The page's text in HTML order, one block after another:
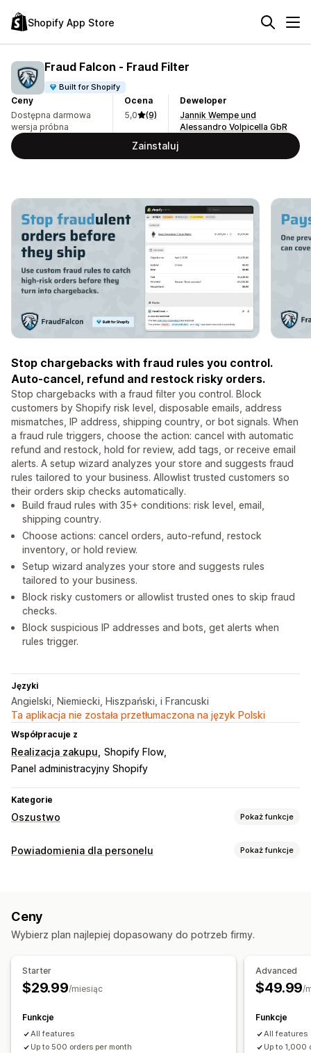
Shopify App Store
Fraud Falcon ‑ Fraud Filter
Built for Shopify
Ceny
Dostępna darmowa
wersja próbna
Ocena
5,0
(9)
Deweloper
Jannik Wempe und
Alessandro Volpicella GbR
Zainstaluj
Stop chargebacks with fraud rules you control.
Auto-cancel, refund and restock risky orders.
Stop chargebacks with a fraud filter you control. Block
customers by Shopify risk level, disposable emails, address
mismatches, IP address, shipping country, or bot signals. When
a fraud rule triggers, choose the action: cancel with automatic
refund and restock, hold for review, add tags, or receive email
alerts. A setup wizard analyzes your store and suggests fraud
rules tailored to your business. Allowlist trusted customers so
their orders skip checks automatically.
Build fraud rules with 35+ conditions: risk level, email,
shipping country.
Choose actions: cancel orders, auto-refund, restock
inventory, or hold review.
Setup wizard analyzes your store and suggests rules
tailored to your business.
Block risky customers or allowlist trusted ones to skip fraud
checks.
Block suspicious IP addresses and bots, get alerts when
rules trigger.
Języki
Angielski, Niemiecki, Hiszpański, i Francuski
Ta aplikacja nie została przetłumaczona na język Polski
Współpracuje z
Realizacja zakupu Shopify Flow
Panel administracyjny Shopify
Kategorie
Oszustwo Pokaż funkcje
Typy oszustw
Sprawdzanie zamówień
Automatyczne anulowanie
Reguły niestandardowe
Zautomatyzowane przepływy pracy
Alerty i analizy
Alerty niestandardowe
Powiadomienia dotyczące oszustw
Powiadomienia dla personelu Pokaż funkcje
Alerty niestandardowe
Ceny
Wybierz plan najlepiej dopasowany do potrzeb firmy.
Starter
$29.99/miesiąc
Funkcje
All features
Up to 500 orders per month
Advanced
$49.99/
Funkcje
All features
Up to 1,000